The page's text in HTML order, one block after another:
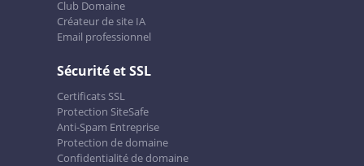
Club Domaine
Créateur de site IA
Email professionnel
Sécurité et SSL
Certificats SSL
Protection SiteSafe
Anti-Spam Entreprise
Protection de domaine
Confidentialité de domaine